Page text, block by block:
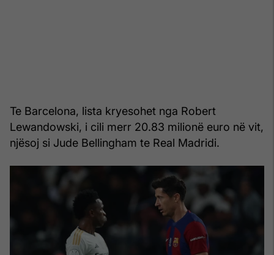
Te Barcelona, lista kryesohet nga Robert
Lewandowski, i cili merr 20.83 milionë euro në vit,
njësoj si Jude Bellingham te Real Madridi.